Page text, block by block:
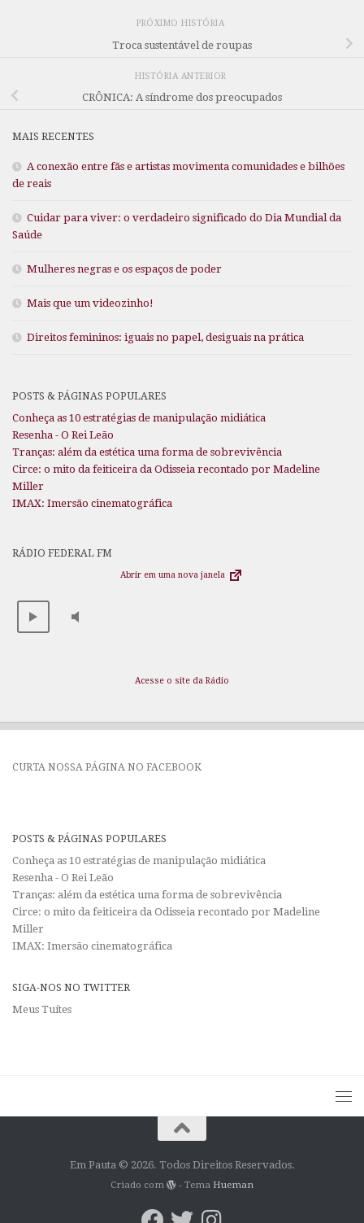
PRÓXIMO HISTÓRIA
Troca sustentável de roupas
HISTÓRIA ANTERIOR
CRÔNICA: A síndrome dos preocupados
MAIS RECENTES
A conexão entre fãs e artistas movimenta comunidades e bilhões
de reais
Cuidar para viver: o verdadeiro significado do Dia Mundial da
Saúde
Mulheres negras e os espaços de poder
Mais que um videozinho!
Direitos femininos: iguais no papel, desiguais na prática
POSTS & PÁGINAS POPULARES
Conheça as 10 estratégias de manipulação midiática
Resenha - O Rei Leão
Tranças: além da estética uma forma de sobrevivência
Circe: o mito da feiticeira da Odisseia recontado por Madeline
Miller
IMAX: Imersão cinematográfica
RÁDIO FEDERAL FM
Abrir em uma nova janela
Acesse o site da Rádio
CURTA NOSSA PÁGINA NO FACEBOOK
POSTS & PÁGINAS POPULARES
Conheça as 10 estratégias de manipulação midiática
Resenha - O Rei Leão
Tranças: além da estética uma forma de sobrevivência
Circe: o mito da feiticeira da Odisseia recontado por Madeline
Miller
IMAX: Imersão cinematográfica
SIGA-NOS NO TWITTER
Meus Tuítes
Em Pauta © 2026. Todos Direitos Reservados.
Criado com - Tema Hueman